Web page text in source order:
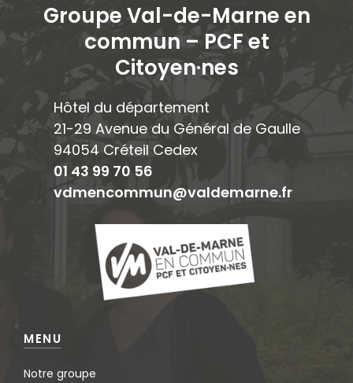
Groupe Val-de-Marne en
commun – PCF et
Citoyen·nes
Hôtel du département
21-29 Avenue du Général de Gaulle
94054 Créteil Cedex
01 43 99 70 56
vdmencommun@valdemarne.fr
MENU
Notre groupe